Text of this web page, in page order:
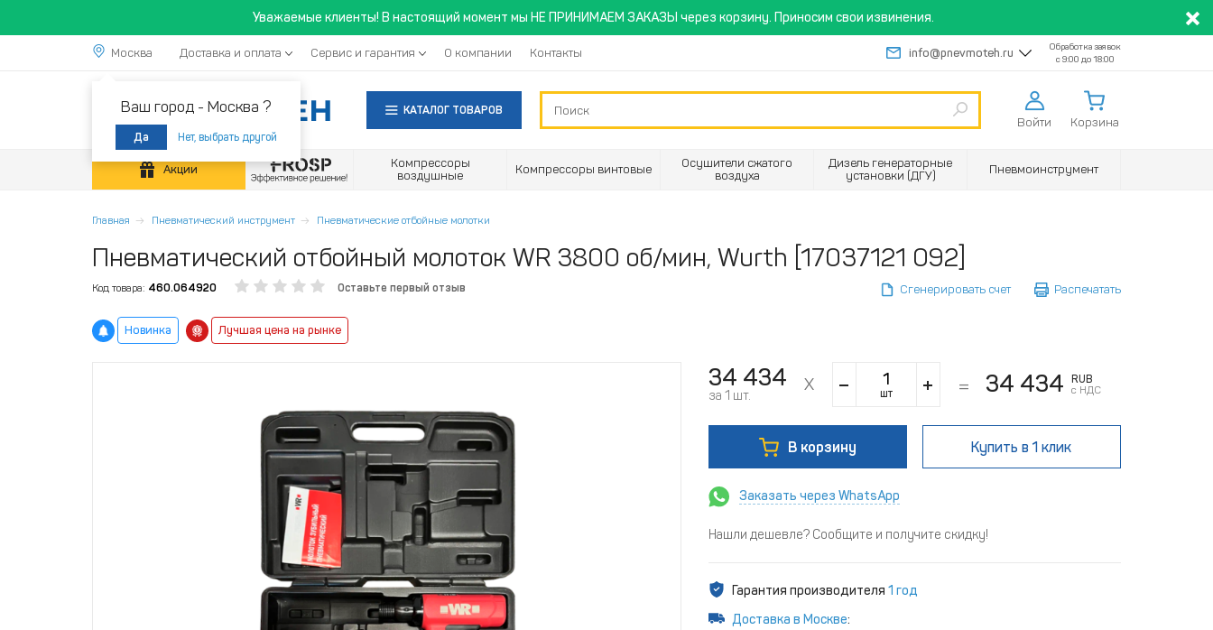
Уважаемые клиенты! В настоящий момент мы НЕ ПРИНИМАЕМ ЗАКАЗЫ через корзину. Приносим свои извинения.
Москва
Ваш город - Москва ?
Да Нет, выбрать другой
Доставка и оплата Сервис и гарантия О компании Контакты info@pnevmoteh.ru
Обработка заявок
с 9:00 до 18:00
КАТАЛОГ ТОВАРОВ
Войти Корзина
Акции
Компрессоры
воздушные
Компрессоры винтовые
Осушители сжатого
воздуха
Дизель генераторные
установки (ДГУ)
Пневмоинструмент
Главная Пневматический инструмент Пневматические отбойные молотки
Пневматический отбойный молоток WR 3800 об/мин, Wurth [17037121 092]
Код товара: 460.064920 Оставьте первый отзыв Сгенерировать счет Распечатать
Новинка Лучшая цена на рынке
34 434
за 1 шт. шт 34 434
RUB
с НДС
В корзину Купить в 1 клик
Заказать через WhatsApp
Нашли дешевле? Сообщите и получите скидку!
Гарантия производителя 1 год
Доставка в Москве: